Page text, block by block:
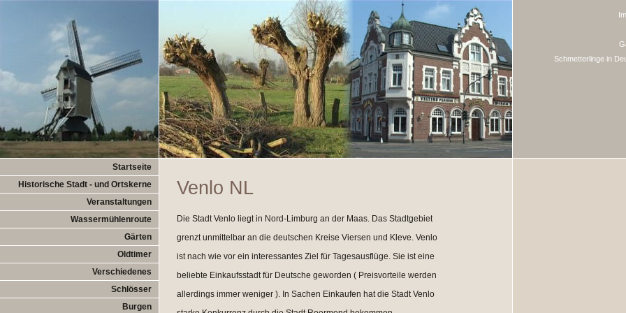
Schmetterlinge in
Startseite
Historische Stadt - und Ortskerne
Veranstaltungen
Wassermühlenroute
Gärten
Oldtimer
Verschiedenes
Schlösser
Burgen
Venlo NL
Die Stadt Venlo liegt in Nord-Limburg an der Maas. Das Stadtgebiet
grenzt unmittelbar an die deutschen Kreise Viersen und Kleve. Venlo
ist nach wie vor ein interessantes Ziel für Tagesausflüge. Sie ist eine
beliebte Einkaufsstadt für Deutsche geworden ( Preisvorteile werden
allerdings immer weniger ). In Sachen Einkaufen hat die Stadt Venlo